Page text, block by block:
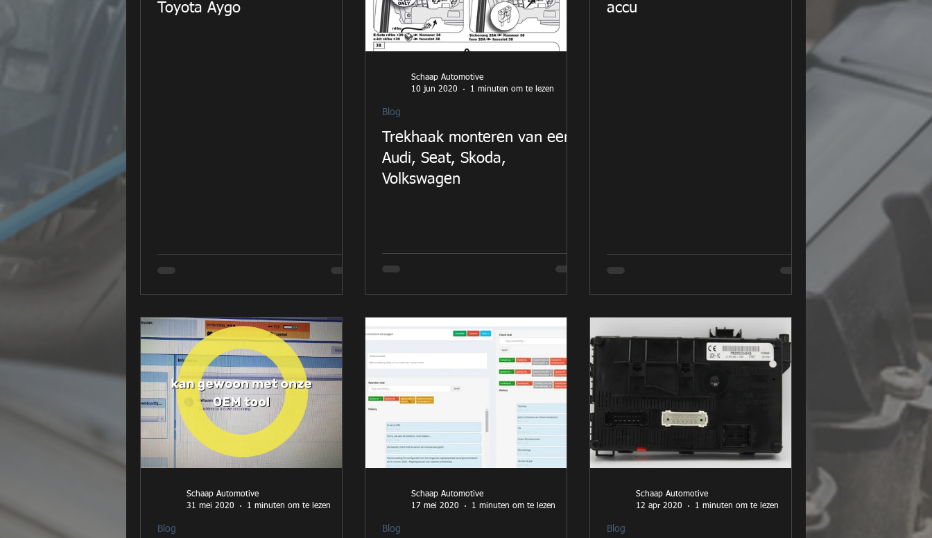
Toyota Aygo
Trekhaak monteren van een
Audi, Seat, Skoda,
Volkswagen
Blog
Schaap Automotive
10 jun 2020
1 minuten om te lezen
accu
Blog
Schaap Automotive
31 mei 2020
1 minuten om te lezen
Blog
Schaap Automotive
17 mei 2020
1 minuten om te lezen
Blog
Schaap Automotive
12 apr 2020
1 minuten om te lezen